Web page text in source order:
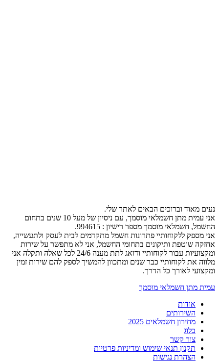
נעים מאוד וברוכים הבאים לאתר שלי.
אני עמית מתן חשמלאי מוסמך, עם ניסיון של מעל 10 שנים בתחום
החשמל, חשמלאי מוסמך מספר רישיון : 994615.
אני מספק ללקוחותיי פתרונות חשמל מתקדמים לבית לעסק ולתעשייה,
אחזקה שוטפת ותיקונים בתחומי החשמל, אני לא מתפשר על שירות
ומקצועיות עבור לקוחותיי ודואג לתת מענה 24/6 לכל שאלה ותקלה אני
מלווה את לקוחותיי כבר שנים ומתכוון להמשיך לספק להם שירות זמין
ומקצועי לאורך כל הדרך.
עמית מתן חשמלאי מוסמך
אודות
השירותים
מחירון חשמלאים 2025
בלוג
צור קשר
תקנון תנאי שימוש ומדיניות פרטיות
הצהרת נגישות